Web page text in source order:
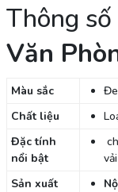
Thông
Văn
Màu sắc
Chất liệu
Đặc tính
nổi bật
Sản xuất